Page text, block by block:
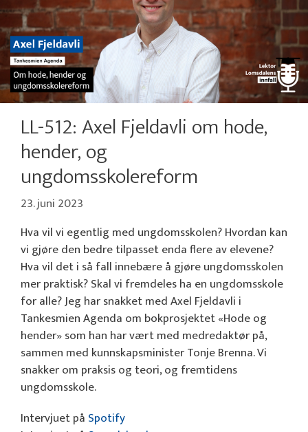
LL-512: Axel Fjeldavli om hode,
hender, og
ungdomsskolereform
23. juni 2023
Hva vil vi egentlig med ungdomsskolen? Hvordan kan
vi gjøre den bedre tilpasset enda flere av elevene?
Hva vil det i så fall innebære å gjøre ungdomsskolen
mer praktisk? Skal vi fremdeles ha en ungdomsskole
for alle? Jeg har snakket med Axel Fjeldavli i
Tankesmien Agenda om bokprosjektet «Hode og
hender» som han har vært med medredaktør på,
sammen med kunnskapsminister Tonje Brenna. Vi
snakker om praksis og teori, og fremtidens
ungdomsskole.
Intervjuet på Spotify